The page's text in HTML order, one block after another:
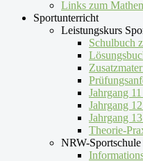
Links zum
Sportunterricht
Leistungskurs
Schulbuch
Jahrgang
Jahrgang
Jahrgang
Theorie-
NRW-